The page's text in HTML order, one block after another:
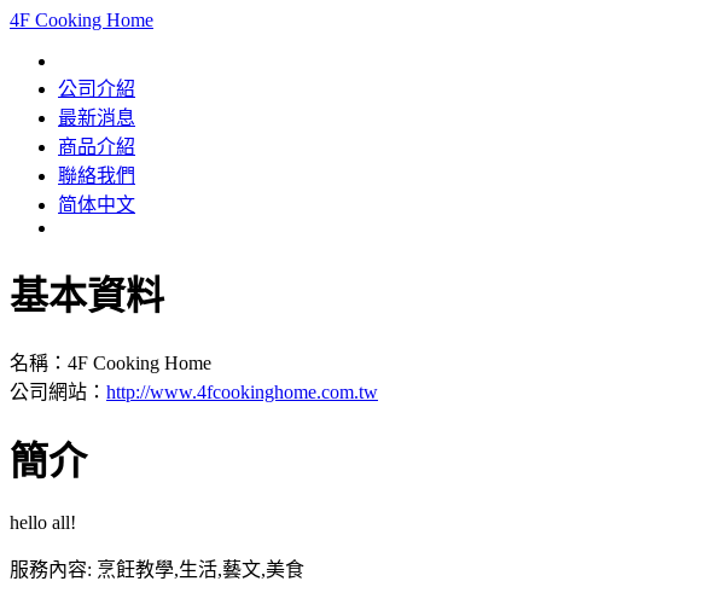
4F Cooking Home
公司介紹
最新消息
商品介紹
聯絡我們
简体中文
基本資料
名稱：4F Cooking Home
公司網站： http://www.4fcookinghome.com.tw
簡介
hello all!
服務內容: 烹飪教學,生活,藝文,美食